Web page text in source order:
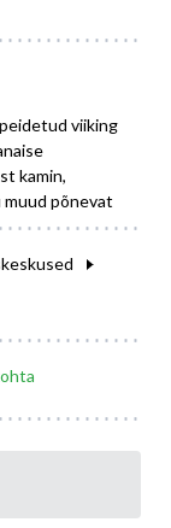
viiking
kamin,
muud põnevat